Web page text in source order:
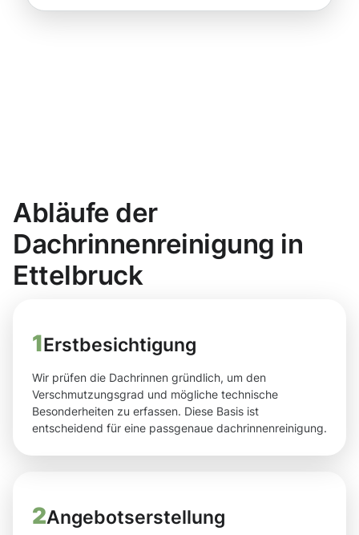
Abläufe der
Dachrinnenreinigung in
Ettelbruck
1Erstbesichtigung
Wir prüfen die Dachrinnen gründlich, um den
Verschmutzungsgrad und mögliche technische
Besonderheiten zu erfassen. Diese Basis ist
entscheidend für eine passgenaue dachrinnenreinigung.
2Angebotserstellung